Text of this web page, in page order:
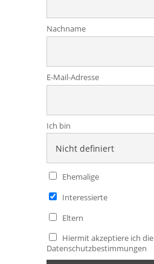
Nachname
E-Mail-Adresse
Ich bin
Ehemalige
Interessierte
Eltern
Hiermit akzeptiere ich die
Datenschutzbestimmungen